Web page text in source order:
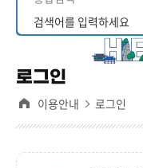
로그인
이용안내 로그인